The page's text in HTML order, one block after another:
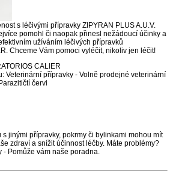
s léčivými přípravky ZIPYRAN PLUS A.U.V.
pomohl či naopak přinesl nežádoucí účinky a
užíváním léčivých přípravků
Chceme Vám pomoci vyléčit, nikoliv jen léčit!
CALIER
Veterinární přípravky - Volně prodejné veterinární
červi
s jinými přípravky, pokrmy či bylinkami mohou mít
zdraví a snížit účinnost léčby. Máte problémy?
- Pomůže vám naše poradna.